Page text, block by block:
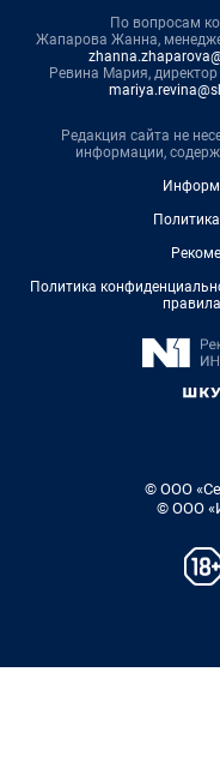
По вопросам
Жапарова Жанна,
Ревина Мария,
Редакция сайта не
информации,
Политика
© ООО
© ООО